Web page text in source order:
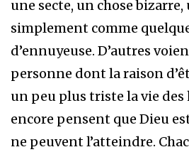
une secte, un chose
simplement comme
d’ennuyeuse. D’autres
personne dont la raison
un peu plus triste la vie des
encore pensent que Dieu
ne peuvent l’atteindre.